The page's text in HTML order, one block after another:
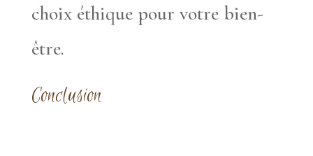
choix éthique pour votre bien-
être.
Conclusion